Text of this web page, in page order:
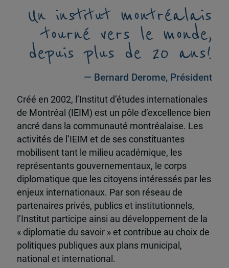
Un institut montréalais
tourné vers le monde,
depuis plus de 20 ans!
— Bernard Derome, Président
Créé en 2002, l’Institut d’études internationales
de Montréal (IEIM) est un pôle d’excellence bien
ancré dans la communauté montréalaise. Les
activités de l’IEIM et de ses constituantes
mobilisent tant le milieu académique, les
représentants gouvernementaux, le corps
diplomatique que les citoyens intéressés par les
enjeux internationaux. Par son réseau de
partenaires privés, publics et institutionnels,
l’Institut participe ainsi au développement de la
« diplomatie du savoir » et contribue au choix de
politiques publiques aux plans municipal,
national et international.